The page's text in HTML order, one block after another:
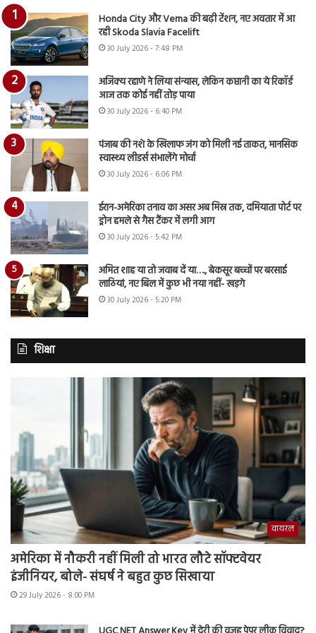
Honda City और Verna की बढ़ी टेंशन, नए अवतार में आ
रही Skoda Slavia Facelift
30 July 2026 - 7:48 PM
अजिंक्य रहाणे ने लिया संन्यास, लेकिन कप्तानी का ये रिकॉर्ड
आज तक कोई नहीं तोड़ पाया
30 July 2026 - 6:40 PM
पंजाब की नशे के खिलाफ जंग को मिली नई ताकत, मानसिक
स्वास्थ्य लीडर्स संभालेंगे मोर्चा
30 July 2026 - 6:06 PM
ईरान-अमेरिका तनाव का असर अब मिस्र तक, दमियाता पोर्ट पर
ड्रोन हमले से गैस टैंकर में लगी आग
30 July 2026 - 5:42 PM
अमित शाह या तो जवाब दें या…., बेकसूर बच्चों पर बरसाई
लाठियां, नए बिल में कुछ भी नया नहीं- खड़गे
30 July 2026 - 5:20 PM
शिक्षा
वायरल
अमेरिका में नौकरी नहीं मिली तो भारत लौटे सॉफ्टवेयर
इंजीनियर, बोले- संघर्ष ने बहुत कुछ सिखाया
29 July 2026 - 8:00 PM